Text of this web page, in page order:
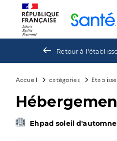
Retour à
Accueil catégories
Ehpad soleil
Panneau de gestion des cookies